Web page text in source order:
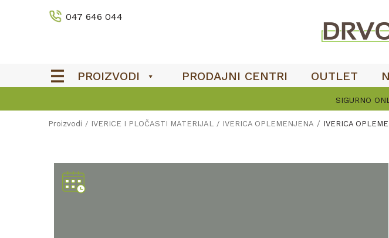
047 646 044
PROIZVODI PRODAJNI CENTRI OUTLET
SIGURNO
Proizvodi IVERICE I PLOČASTI MATERIJAL IVERICA OPLEMENJENA IVERICA